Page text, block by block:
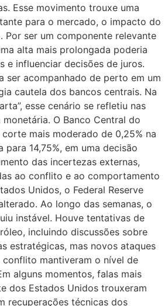
Esse movimento trouxe uma
para o mercado, o impacto do
Por ser um componente relevante
alta mais prolongada poderia
e influenciar decisões de juros.
ser acompanhado de perto em um
cautela dos bancos centrais. Na
esse cenário se refletiu nas
O Banco Central do
mais moderado de 0,25% na
para 14,75%, em uma decisão
das incertezas externas,
ao conflito e ao comportamento
Unidos, o Federal Reserve
Ao longo das semanas, o
instável. Houve tentativas de
incluindo discussões sobre
estratégicas, mas novos ataques
mantiveram o nível de
alguns momentos, falas mais
dos Estados Unidos trouxeram
recuperações técnicas dos